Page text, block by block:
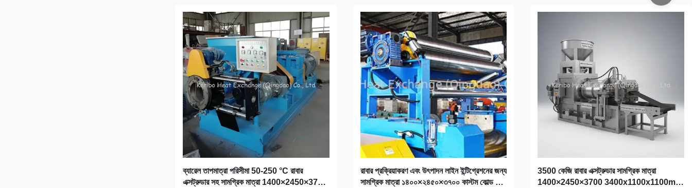
ব্যারেল তাপমাত্রা পরিসীমা 50-250 °C রাবার
এক্সট্রুডার সহ সামগ্রিক মাত্রা 1400×2450×3700
রাবার প্রক্রিয়াকরণ এবং উৎপাদন লাইন ইন্টিগ্রেশনের জন্য
সামগ্রিক মাত্রা ১৪০০×২৪৫০×৩৭০০ কাস্টম কোল্ড ফিড
3500 কেজি রাবার এক্সট্রুডার সামগ্রিক মাত্রা
1400×2450×3700 3400x1100x1100mm